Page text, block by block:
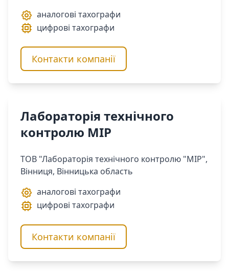
аналогові тахографи
цифрові тахографи
Контакти компанії
Лабораторія технічного
контролю МІР
ТОВ "Лабораторія технічного контролю "МІР",
Вінниця, Вінницька область
аналогові тахографи
цифрові тахографи
Контакти компанії